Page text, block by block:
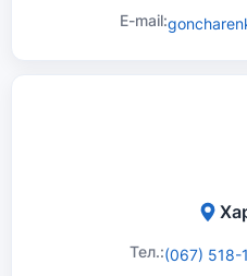
E-mail:
Тел.:(067) 518-